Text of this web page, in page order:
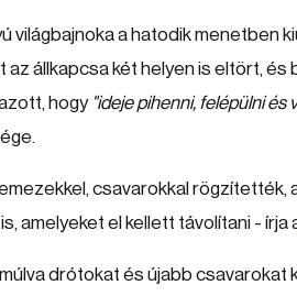
világbajnoka a hatodik menetben
állkapcsa két helyen is eltört,
hogy "ideje pihenni, felépülni
csavarokkal
amelyeket el kellett távolítani - írja
drótokat és újabb csavarokat